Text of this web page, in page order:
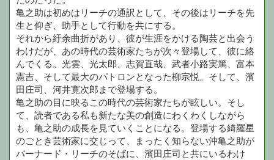
亀之助は初めはリーチの通訳として、その後はリーチを先
生と仰ぎ、助手として行動を共にする。
それから紆余曲折があり、彼が生涯をかける陶芸と出会う
わけだが、あの時代の芸術家たちが次々登場して、彼に絡
んでくる。光雲、光太郎、志賀直哉、武者小路実篤、富本
憲吉、そして最大のパトロンとなった柳宗悦。そして、濱
田庄司、河井寛次郎まで登場する。
亀之助の目に映るこの時代の芸術家たちが眩しい。そし
て、読者である私も新たな美の創造にわくわくしながら
も、亀之助の成長を見ていくことになる。登場する綺羅星
のごとき芸術家に交じって、まったく知らない沖亀之助が
バーナード・リーチのそばに、濱田庄司と共にいるわけ